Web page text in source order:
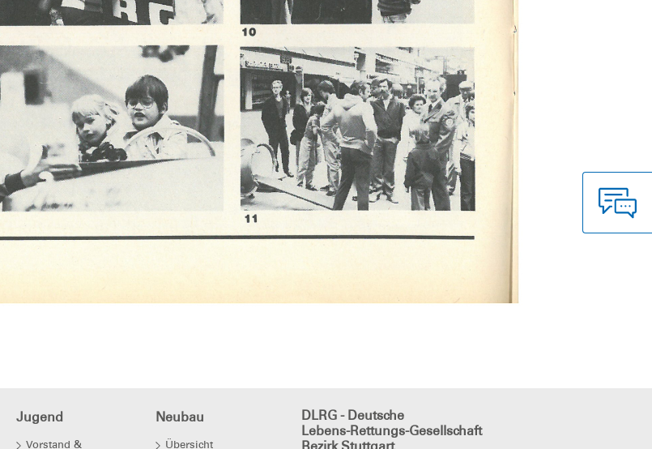
Jugend
Vorstand &
Neubau
Übersicht
DLRG - Deutsche
Lebens-Rettungs-Gesellschaft